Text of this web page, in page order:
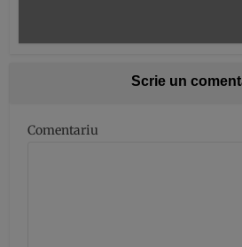
Scrie un
Comentariu